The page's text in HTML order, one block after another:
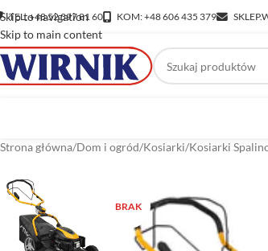
Skip to navigation
Skip to main content
TEL: +48 52 397 81 60 KOM: +48 606 435 379
Strona główna/Dom i ogród/Kosiarki/Kosiarki
BRAK